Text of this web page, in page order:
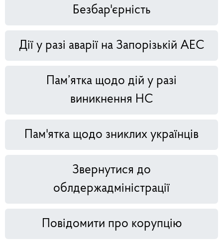
Безбар'єрність
Дії у разі аварії на Запорізькій АЕС
Пам’ятка щодо дій у разі
виникнення НС
Пам'ятка щодо зниклих українців
Звернутися до
облдержадміністрації
Повідомити про корупцію